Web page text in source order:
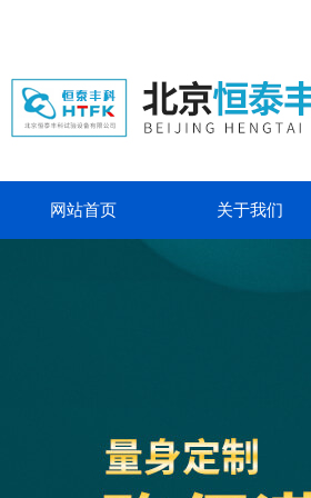
网站首页 关于我们